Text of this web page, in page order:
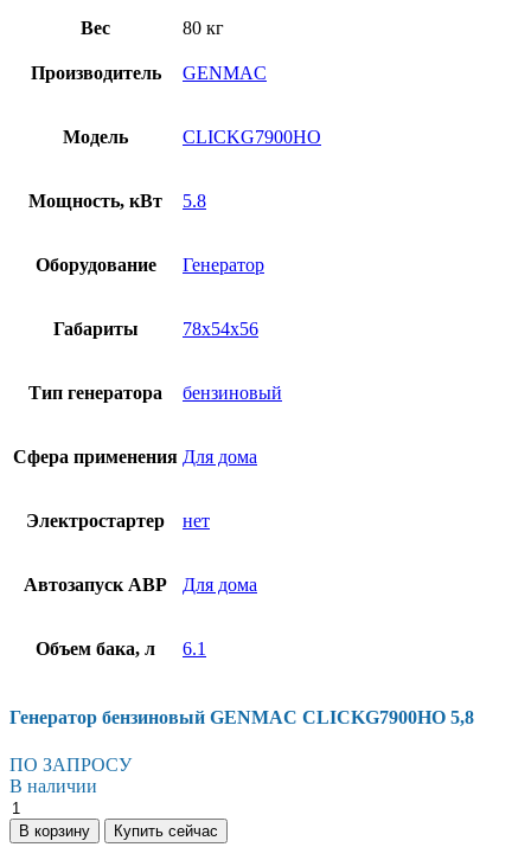
Вес 80 кг
Производитель GENMAC
Модель CLICKG7900HO
Мощность, кВт 5.8
Оборудование Генератор
Габариты 78х54х56
Тип генератора бензиновый
Сфера применения Для дома
Электростартер нет
Автозапуск АВР Для дома
Объем бака, л 6.1
Генератор бензиновый GENMAC CLICKG7900HO 5,8
ПО ЗАПРОСУ
В наличии
Генератор
бензиновый
GENMAC
В корзину Купить сейчас